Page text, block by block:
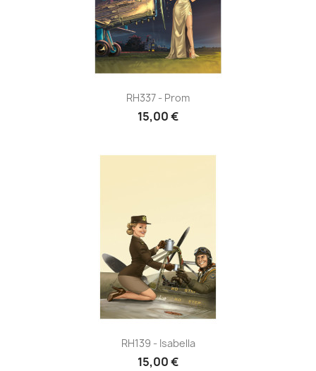
RH337 - Prom
15,00 €
RH139 - Isabella
15,00 €